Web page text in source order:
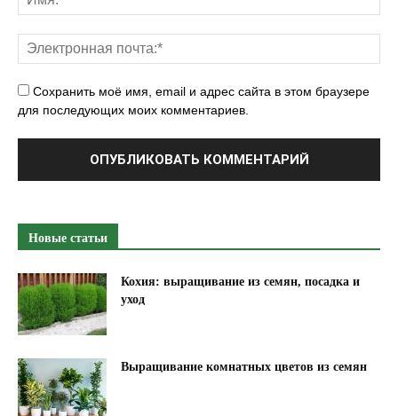
?
"
Сохранить моё имя, email и адрес сайта в этом браузере
для последующих моих комментариев.
Новые статьи
Кохия: выращивание из семян, посадка и
уход
Выращивание комнатных цветов из семян